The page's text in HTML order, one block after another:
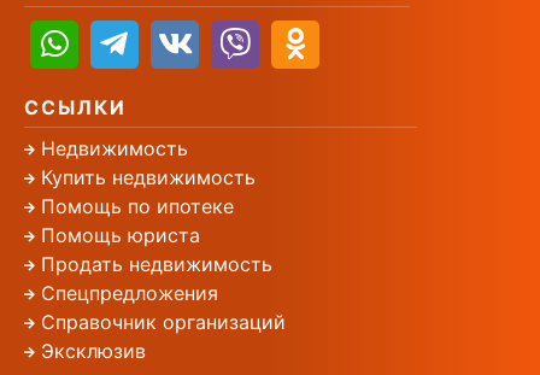
ССЫЛКИ
Недвижимость
Купить недвижимость
Помощь по ипотеке
Помощь юриста
Продать недвижимость
Спецпредложения
Справочник организаций
Эксклюзив